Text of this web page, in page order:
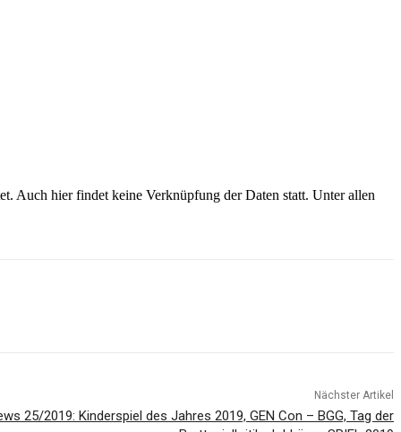
Auch hier findet keine Verknüpfung der Daten statt. Unter allen
Nächster Artikel
25/2019: Kinderspiel des Jahres 2019, GEN Con – BGG, Tag der